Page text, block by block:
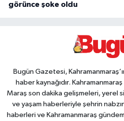
görünce şoke oldu
Bugün Gazetesi,
haber kaynağıdır.
Maraş son dakika gelişmeleri, yerel
ve yaşam haberleriyle şehrin
haberleri ve Kahramanmaraş